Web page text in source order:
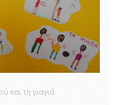
και τη γιαγιά